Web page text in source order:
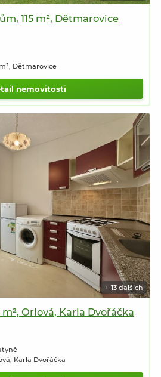
115 m², Dětmarovice
Dětmarovice
nemovitosti
+ 13 dalších
m², Orlová, Karla Dvořáčka
Karla Dvořáčka